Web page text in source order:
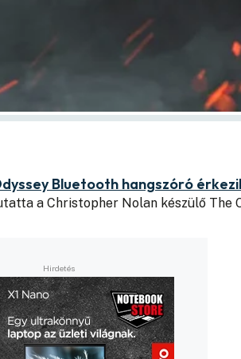
Bluetooth hangszóró
a Christopher Nolan készülő